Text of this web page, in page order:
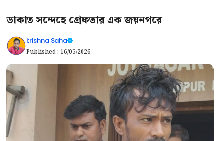
ডাকাত সন্দেহে গ্রেফতার এক জয়নগরে
krishna Saha
Published : 16/05/2026